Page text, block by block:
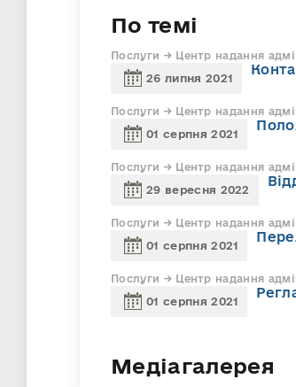
По темі
Послуги → Центр надання
26 липня 2021
Послуги → Центр надання
01 серпня 2021
Послуги → Центр надання
29 вересня 2022
Послуги → Центр надання
01 серпня 2021
Послуги → Центр надання
01 серпня 2021
Медіагалерея